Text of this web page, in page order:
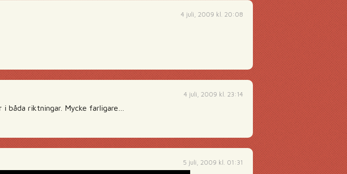
4 juli, 2009 kl. 20:08
4 juli, 2009 kl. 23:14
båda riktningar. Mycke farligare…
5 juli, 2009 kl. 01:31